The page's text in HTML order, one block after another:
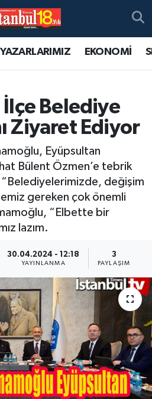
YAZARLARIMIZ EKONOMİ
İlçe Belediye
Ziyaret Ediyor
Eyüpsultan
Bülent Özmen’e tebrik
değişim
gereken çok önemli
“Elbette bir
lazım.
30.04.2024 - 12:18
YAYINLANMA
3
PAYLAŞIM